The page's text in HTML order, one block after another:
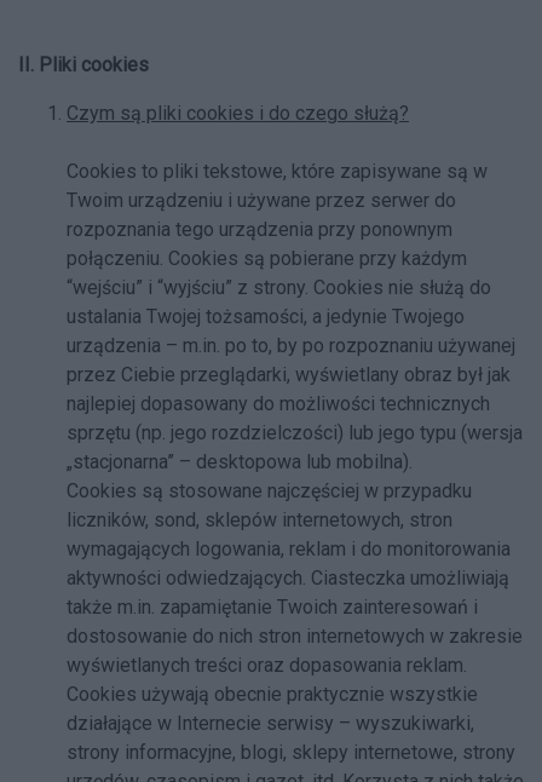
II. Pliki cookies
Czym są pliki cookies i do czego służą?
Cookies to pliki tekstowe, które zapisywane są w
Twoim urządzeniu i używane przez serwer do
rozpoznania tego urządzenia przy ponownym
połączeniu. Cookies są pobierane przy każdym
“wejściu” i “wyjściu” z strony. Cookies nie służą do
ustalania Twojej tożsamości, a jedynie Twojego
urządzenia – m.in. po to, by po rozpoznaniu używanej
przez Ciebie przeglądarki, wyświetlany obraz był jak
najlepiej dopasowany do możliwości technicznych
sprzętu (np. jego rozdzielczości) lub jego typu (wersja
„stacjonarna” – desktopowa lub mobilna).
Cookies są stosowane najczęściej w przypadku
liczników, sond, sklepów internetowych, stron
wymagających logowania, reklam i do monitorowania
aktywności odwiedzających. Ciasteczka umożliwiają
także m.in. zapamiętanie Twoich zainteresowań i
dostosowanie do nich stron internetowych w zakresie
wyświetlanych treści oraz dopasowania reklam.
Cookies używają obecnie praktycznie wszystkie
działające w Internecie serwisy – wyszukiwarki,
strony informacyjne, blogi, sklepy internetowe, strony